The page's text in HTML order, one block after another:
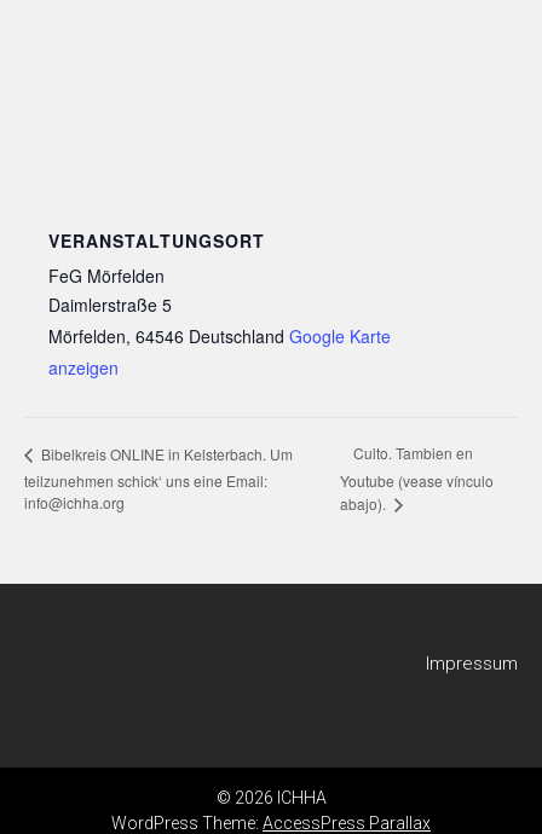
VERANSTALTUNGSORT
FeG Mörfelden
Daimlerstraße 5
Mörfelden, 64546 Deutschland Google Karte
anzeigen
Bibelkreis ONLINE in Kelsterbach. Um
teilzunehmen schick‘ uns eine Email:
info@ichha.org
Culto. Tambien en
Youtube (vease vínculo
abajo).
Impressum
© 2026 ICHHA
WordPress Theme: AccessPress Parallax